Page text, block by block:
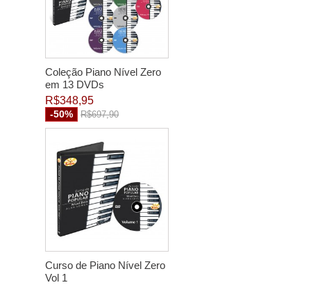
Coleção Piano Nível Zero
em 13 DVDs
R$348,95
-50% R$697,90
Curso de Piano Nível Zero
Vol 1